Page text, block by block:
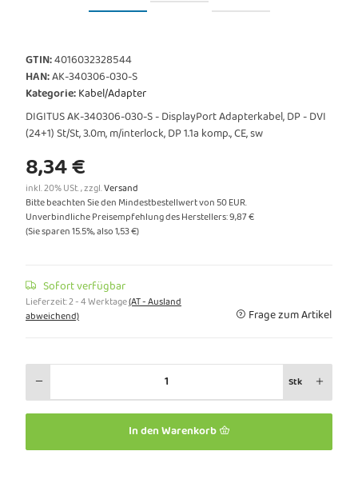
GTIN:4016032328544
HAN:AK-340306-030-S
Kategorie:Kabel/Adapter
DIGITUS AK-340306-030-S - DisplayPort Adapterkabel, DP - DVI
(24+1) St/St, 3.0m, m/interlock, DP 1.1a komp., CE, sw
8,34 €
inkl. 20% USt. , zzgl.Versand
Bitte beachten Sie den Mindestbestellwert von 50 EUR.
Unverbindliche Preisempfehlung des Herstellers:9,87 €
(Sie sparen15.5%, also1,53 €)
Sofort verfügbar
Lieferzeit:2 - 4 Werktage(AT - Ausland
abweichend)
Frage zum Artikel
Stk
In den Warenkorb